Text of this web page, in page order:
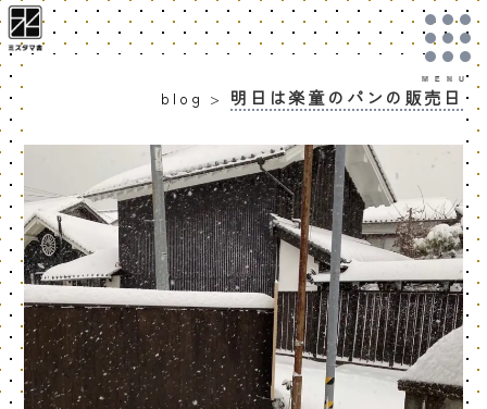
blog > 明日は楽童のパンの販売日